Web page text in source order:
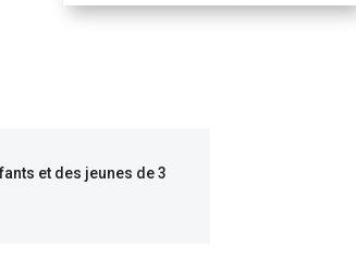
et des jeunes de 3